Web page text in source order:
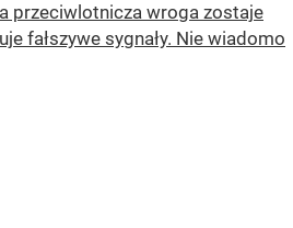
przeciwlotnicza wroga zostaje
fałszywe sygnały. Nie wiadomo